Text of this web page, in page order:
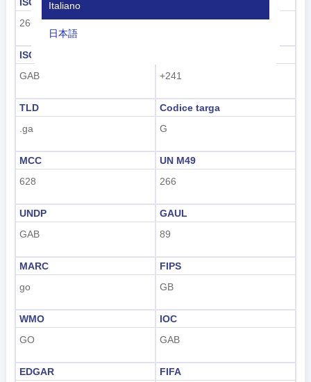
Italiano
日本語
Indonesian
हिंदी
266
GA
ISO 3166-1-Alfa-3
GAB
+241
TLD
.ga
Codice targa
G
MCC
628
UN M49
266
UNDP
GAB
GAUL
89
MARC
go
FIPS
GB
WMO
GO
IOC
GAB
EDGAR
FIFA